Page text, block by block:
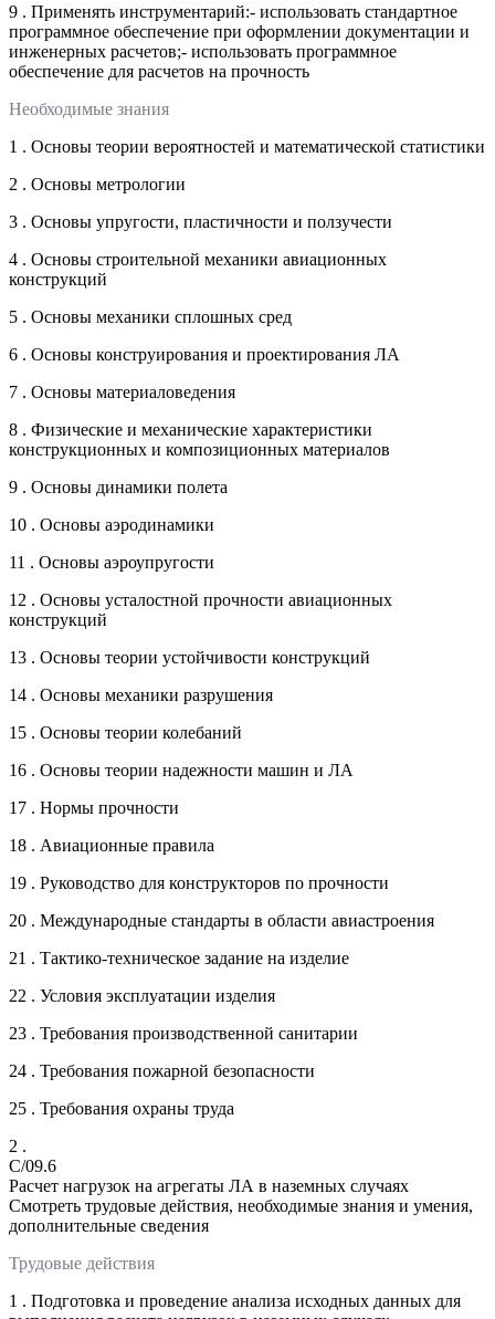
9 . Применять инструментарий:- использовать стандартное
программное обеспечение при оформлении документации и
инженерных расчетов;- использовать программное
обеспечение для расчетов на прочность
Необходимые знания
1 . Основы теории вероятностей и математической статистики
2 . Основы метрологии
3 . Основы упругости, пластичности и ползучести
4 . Основы строительной механики авиационных
конструкций
5 . Основы механики сплошных сред
6 . Основы конструирования и проектирования ЛА
7 . Основы материаловедения
8 . Физические и механические характеристики
конструкционных и композиционных материалов
9 . Основы динамики полета
10 . Основы аэродинамики
11 . Основы аэроупругости
12 . Основы усталостной прочности авиационных
конструкций
13 . Основы теории устойчивости конструкций
14 . Основы механики разрушения
15 . Основы теории колебаний
16 . Основы теории надежности машин и ЛА
17 . Нормы прочности
18 . Авиационные правила
19 . Руководство для конструкторов по прочности
20 . Международные стандарты в области авиастроения
21 . Тактико-техническое задание на изделие
22 . Условия эксплуатации изделия
23 . Требования производственной санитарии
24 . Требования пожарной безопасности
25 . Требования охраны труда
2 .
C/09.6
Расчет нагрузок на агрегаты ЛА в наземных случаях
Смотреть трудовые действия, необходимые знания и умения,
дополнительные сведения
Трудовые действия
1 . Подготовка и проведение анализа исходных данных для